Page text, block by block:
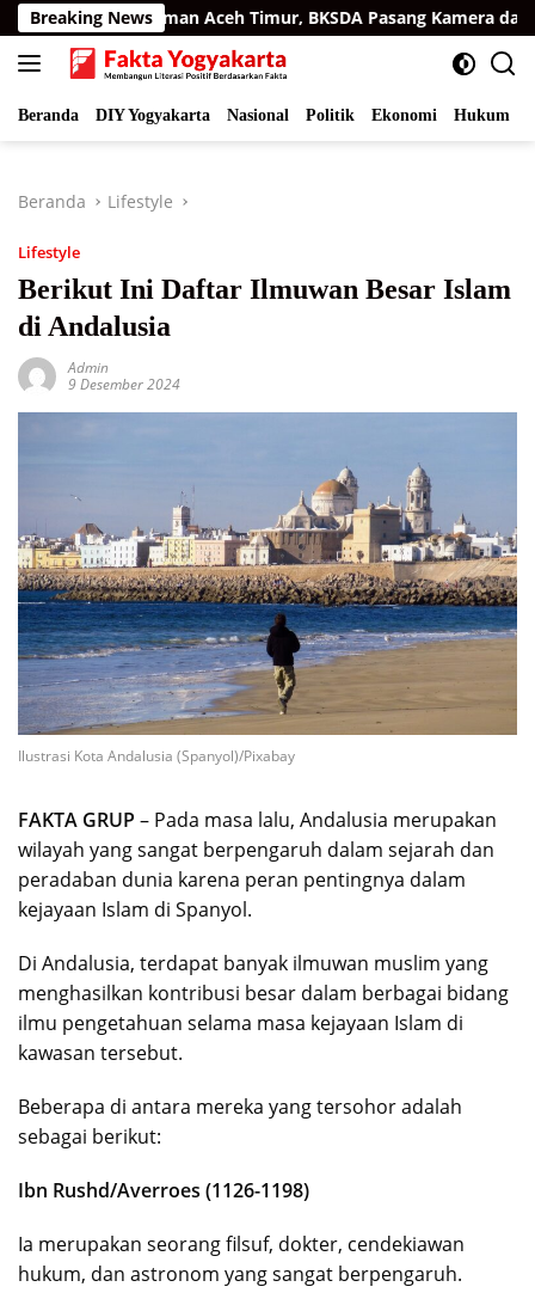
Langsung
ke
konten
Breaking News
di Permukiman Aceh Timur, BKSDA Pasang Kamera dan
Beranda DIY Yogyakarta Nasional Politik Ekonomi Hukum
Beranda Lifestyle
Lifestyle
Berikut Ini Daftar Ilmuwan Besar Islam
di Andalusia
Admin
9 Desember 2024
Ilustrasi Kota Andalusia (Spanyol)/Pixabay
FAKTA GRUP – Pada masa lalu, Andalusia merupakan
wilayah yang sangat berpengaruh dalam sejarah dan
peradaban dunia karena peran pentingnya dalam
kejayaan Islam di Spanyol.
Di Andalusia, terdapat banyak ilmuwan muslim yang
menghasilkan kontribusi besar dalam berbagai bidang
ilmu pengetahuan selama masa kejayaan Islam di
kawasan tersebut.
Beberapa di antara mereka yang tersohor adalah
sebagai berikut:
Ibn Rushd/Averroes (1126-1198)
Ia merupakan seorang filsuf, dokter, cendekiawan
hukum, dan astronom yang sangat berpengaruh.